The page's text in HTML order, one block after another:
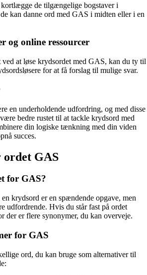
de tilgængelige bogstaver i
kan danne ord med GAS i midten eller i en
og online ressourcer
at løse krydsordet med GAS, kan du ty til
for at få forslag til mulige svar.
en underholdende udfordring, og med disse
bedre rustet til at tackle krydsord med
din logiske tænkning med din viden
succes.
ordet GAS
for GAS?
krydsord er en spændende opgave, men
udfordrende. Hvis du står fast på ordet
der er flere synonymer, du kan overveje.
for GAS
ord, du kan bruge som alternativer til